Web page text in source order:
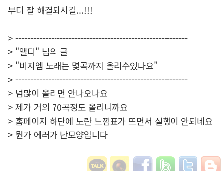
부디 잘 해결되시길...!!!
> ----------------------------------------------------------
> "앨디" 님의 글
> "비지엠 노래는 몇곡까지 올리수있나요"
> ----------------------------------------------------------
> 넘많이 올리면 안나오나요
> 제가 거의 70곡정도 올리니까요
> 홈페이지 하단에 노란 느낌표가 뜨면서 실행이 안되네요
> 뭔가 에러가 난모양입니다